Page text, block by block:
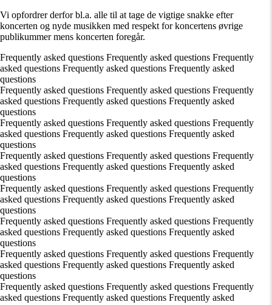
Vi opfordrer derfor bl.a. alle til at tage de vigtige snakke efter
koncerten og nyde musikken med respekt for koncertens øvrige
publikummer mens koncerten foregår.
Frequently asked questions Frequently asked questions Frequently
asked questions Frequently asked questions Frequently asked
questions
Frequently asked questions Frequently asked questions Frequently
asked questions Frequently asked questions Frequently asked
questions
Frequently asked questions Frequently asked questions Frequently
asked questions Frequently asked questions Frequently asked
questions
Frequently asked questions Frequently asked questions Frequently
asked questions Frequently asked questions Frequently asked
questions
Frequently asked questions Frequently asked questions Frequently
asked questions Frequently asked questions Frequently asked
questions
Frequently asked questions Frequently asked questions Frequently
asked questions Frequently asked questions Frequently asked
questions
Frequently asked questions Frequently asked questions Frequently
asked questions Frequently asked questions Frequently asked
questions
Frequently asked questions Frequently asked questions Frequently
asked questions Frequently asked questions Frequently asked